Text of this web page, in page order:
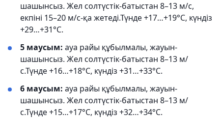
шашынсыз. Жел солтүстік-батыстан 8–13 м/с,
екпіні 15–20 м/с-қа жетеді.Түнде +17…+19°С, күндіз
+29…+31°С.
5 маусым: ауа райы құбылмалы, жауын-
шашынсыз. Жел солтүстік-батыстан 8–13 м/
с.Түнде +16…+18°С, күндіз +31…+33°С.
6 маусым: ауа райы құбылмалы, жауын-
шашынсыз. Жел солтүстік-батыстан 8–13 м/
с.Түнде +15…+17°С, күндіз +32…+34°С.